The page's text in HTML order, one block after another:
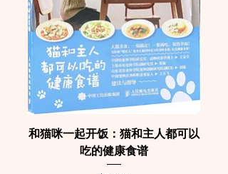
和猫咪一起开饭：猫和主人都可以
吃的健康食谱